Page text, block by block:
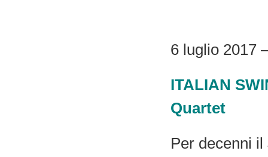
6 luglio 2017
ITALIAN
Quartet
Per decenni